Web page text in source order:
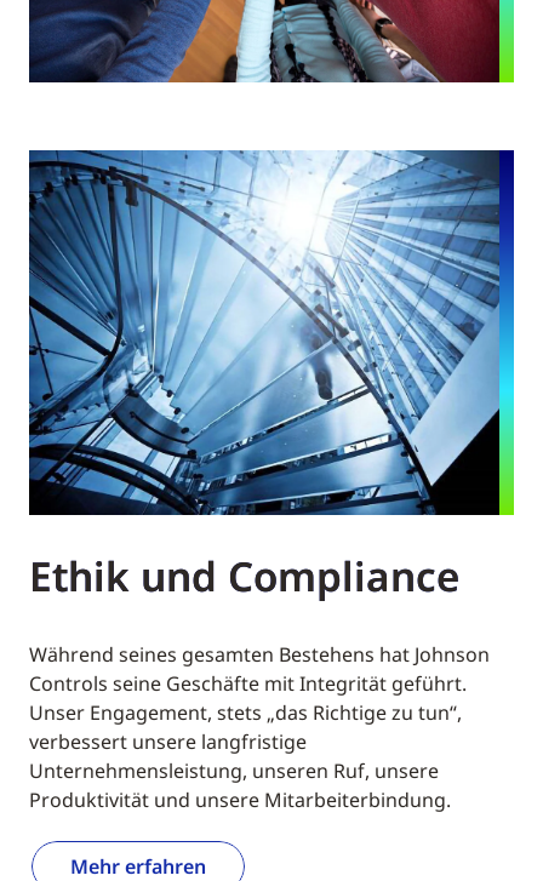
Ethik und Compliance
Während seines gesamten Bestehens hat Johnson
Controls seine Geschäfte mit Integrität geführt.
Unser Engagement, stets „das Richtige zu tun“,
verbessert unsere langfristige
Unternehmensleistung, unseren Ruf, unsere
Produktivität und unsere Mitarbeiterbindung.
Mehr erfahren